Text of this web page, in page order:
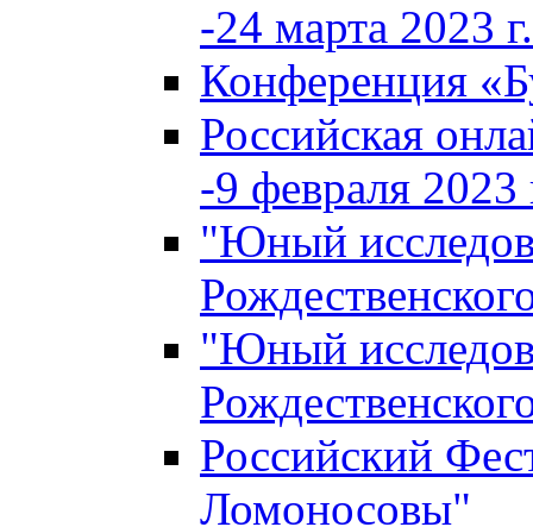
-24 марта 2023
Конференция
Российская
-9 февраля 2023
"Юный
"Юный
Российский
Ломоносовы"